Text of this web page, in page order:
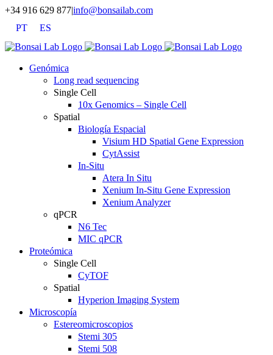
Saltar
contenido
+34 916 629 877|info@bonsailab.com
PT
ES
X
LinkedIn
YouTube
Genómica
Long read sequencing
Single Cell
10x Genomics – Single Cell
Spatial
Biología Espacial
Visium HD Spatial Gene Expression
CytAssist
In-Situ
Atera In Situ
Xenium In-Situ Gene Expression
Xenium Analyzer
qPCR
N6 Tec
MIC qPCR
Proteómica
Single Cell
CyTOF
Spatial
Hyperion Imaging System
Microscopía
Estereomicroscopios
Stemi 305
Stemi 508